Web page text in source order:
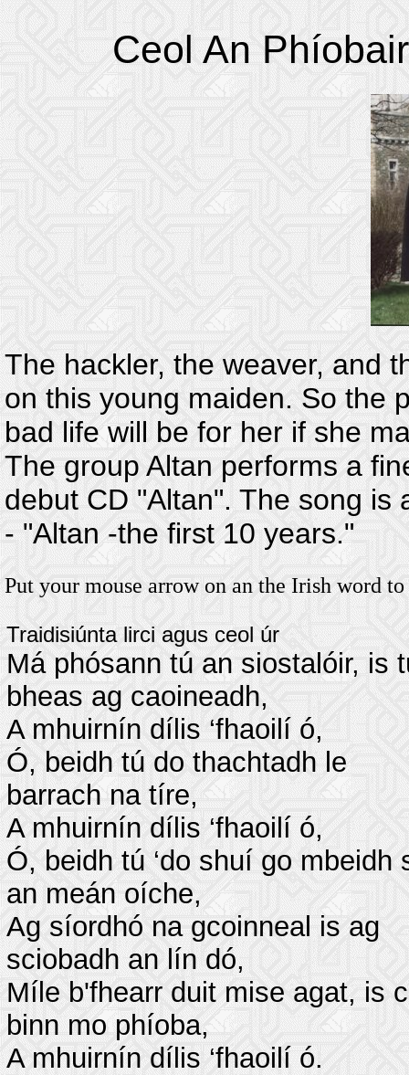
Ceol An
The hackler, the weaver, and
on this young maiden. So the
bad life will be for her if she
The group Altan performs a
debut CD "Altan". The song is
- "Altan -the first 10 years."
Put your mouse arrow on an the Irish word
Traidisiúnta lirci agus ceol úr
Má phósann tú an siostalóir, is
bheas ag caoineadh,
A mhuirnín dílis ‘fhaoilí ó,
Ó, beidh tú do thachtadh le
barrach na tíre,
A mhuirnín dílis ‘fhaoilí ó,
Ó, beidh tú ‘do shuí go mbeidh
an meán oíche,
Ag síordhó na gcoinneal is ag
sciobadh an lín dó,
Míle b'fhearr duit mise agat, is
binn mo phíoba,
A mhuirnín dílis ‘fhaoilí ó.